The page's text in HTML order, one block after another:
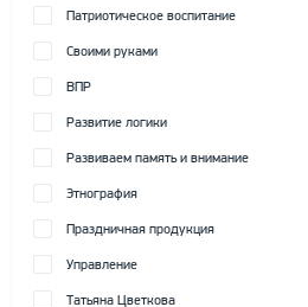
Патриотическое воспитание
Своими руками
ВПР
Развитие логики
Развиваем память и внимание
Этнография
Праздничная продукция
Управление
Татьяна Цветкова